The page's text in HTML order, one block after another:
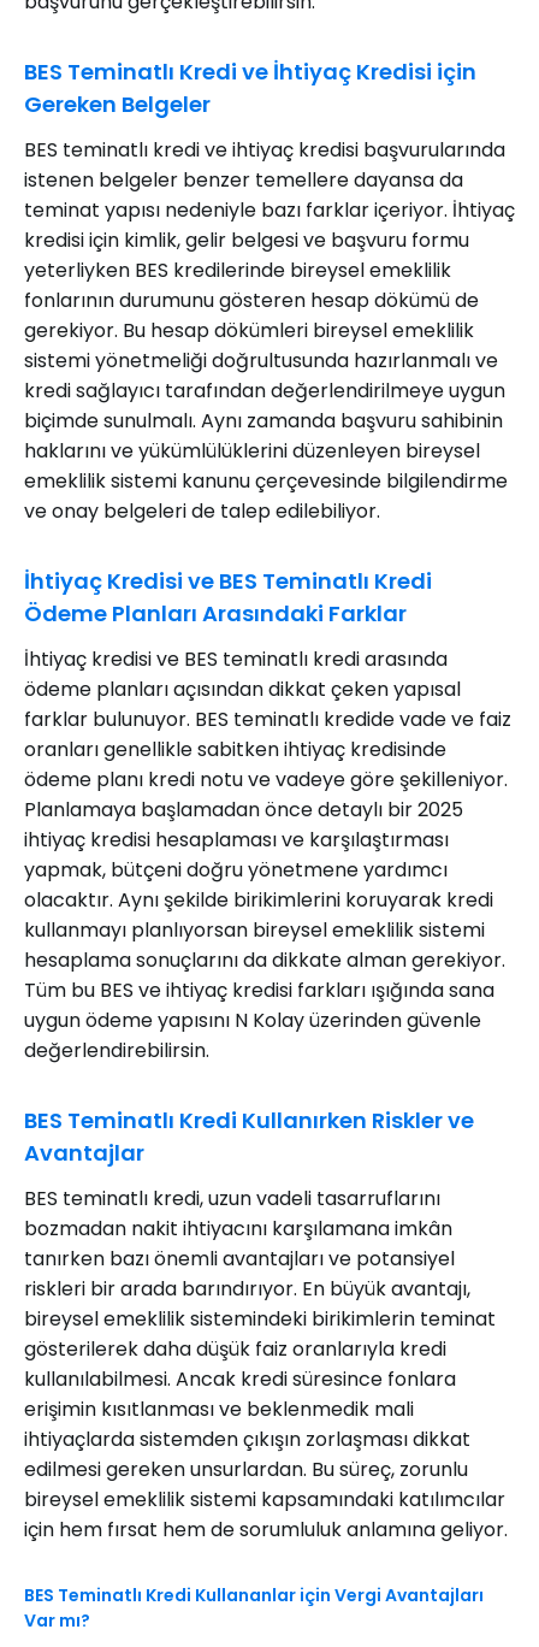
BES Teminatlı Kredi ve İhtiyaç Kredisi için
Gereken Belgeler
BES teminatlı kredi ve ihtiyaç kredisi başvurularında
istenen belgeler benzer temellere dayansa da
teminat yapısı nedeniyle bazı farklar içeriyor. İhtiyaç
kredisi için kimlik, gelir belgesi ve başvuru formu
yeterliyken BES kredilerinde bireysel emeklilik
fonlarının durumunu gösteren hesap dökümü de
gerekiyor. Bu hesap dökümleri bireysel emeklilik
sistemi yönetmeliği doğrultusunda hazırlanmalı ve
kredi sağlayıcı tarafından değerlendirilmeye uygun
biçimde sunulmalı. Aynı zamanda başvuru sahibinin
haklarını ve yükümlülüklerini düzenleyen bireysel
emeklilik sistemi kanunu çerçevesinde bilgilendirme
ve onay belgeleri de talep edilebiliyor.
İhtiyaç Kredisi ve BES Teminatlı Kredi
Ödeme Planları Arasındaki Farklar
İhtiyaç kredisi ve BES teminatlı kredi arasında
ödeme planları açısından dikkat çeken yapısal
farklar bulunuyor. BES teminatlı kredide vade ve faiz
oranları genellikle sabitken ihtiyaç kredisinde
ödeme planı kredi notu ve vadeye göre şekilleniyor.
Planlamaya başlamadan önce detaylı bir 2025
ihtiyaç kredisi hesaplaması ve karşılaştırması
yapmak, bütçeni doğru yönetmene yardımcı
olacaktır. Aynı şekilde birikimlerini koruyarak kredi
kullanmayı planlıyorsan bireysel emeklilik sistemi
hesaplama sonuçlarını da dikkate alman gerekiyor.
Tüm bu BES ve ihtiyaç kredisi farkları ışığında sana
uygun ödeme yapısını N Kolay üzerinden güvenle
değerlendirebilirsin.
BES Teminatlı Kredi Kullanırken Riskler ve
Avantajlar
BES teminatlı kredi, uzun vadeli tasarruflarını
bozmadan nakit ihtiyacını karşılamana imkân
tanırken bazı önemli avantajları ve potansiyel
riskleri bir arada barındırıyor. En büyük avantajı,
bireysel emeklilik sistemindeki birikimlerin teminat
gösterilerek daha düşük faiz oranlarıyla kredi
kullanılabilmesi. Ancak kredi süresince fonlara
erişimin kısıtlanması ve beklenmedik mali
ihtiyaçlarda sistemden çıkışın zorlaşması dikkat
edilmesi gereken unsurlardan. Bu süreç, zorunlu
bireysel emeklilik sistemi kapsamındaki katılımcılar
için hem fırsat hem de sorumluluk anlamına geliyor.
BES Teminatlı Kredi Kullananlar için Vergi Avantajları
Var mı?